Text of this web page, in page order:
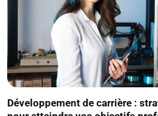
Développement de carrière :